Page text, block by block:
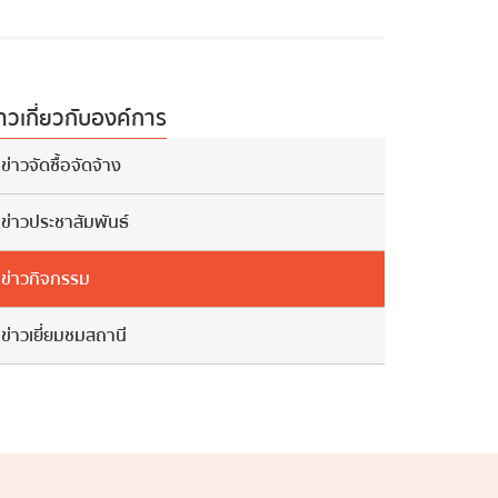
วเกี่ยวกับองค์การ
ข่าวจัดซื้อจัดจ้าง
ข่าวประชาสัมพันธ์
ข่าวกิจกรรม
ข่าวเยี่ยมชมสถานี